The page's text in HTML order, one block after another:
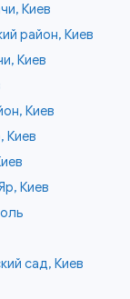
Киев
район, Киев
Киев
Киев
Киев
Киев
сад, Киев